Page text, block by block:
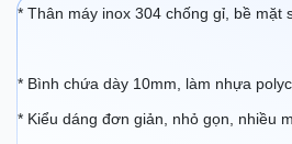
* Thân máy inox 304 chống gỉ, bề mặt
* Bình chứa dày 10mm, làm nhựa
* Kiểu dáng đơn giản, nhỏ gọn, nhiều